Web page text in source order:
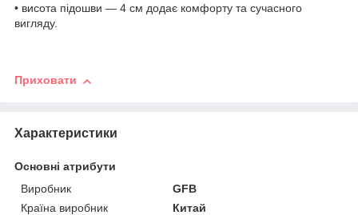
• висота підошви — 4 см додає комфорту та сучасного
вигляду.
Приховати
Характеристики
Основні атрибути
Виробник
GFB
Країна виробник
Китай